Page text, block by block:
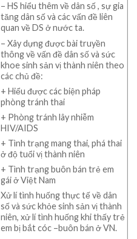
– HS hiểu thêm về dân số , sự gia
tăng dân số và các vấn đề liên
quan về DS ở nước ta.
– Xây dựng được bài truyền
thông về vấn đề dân số và sức
khoe sinh sản vị thành niên theo
các chủ đề:
+ Hiểu được các biện pháp
phòng tránh thai
+ Phòng tránh lây nhiễm
HIV/AIDS
+ Tình trạng mang thai, phá thai
ở độ tuổi vị thành niên
+ Tình trạng buôn bán trẻ em
gái ở Việt Nam
Xử lí tình huống thực tế về dân
số và sức khỏe sinh sản vị thành
niên, xử lí tình huống khi thấy trẻ
em bị bắt cóc –buôn bán ở VN.